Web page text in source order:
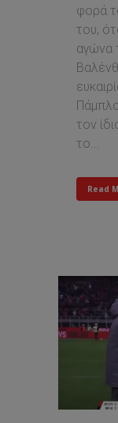
φορά
του,
αγώνα
τον
το...
Read